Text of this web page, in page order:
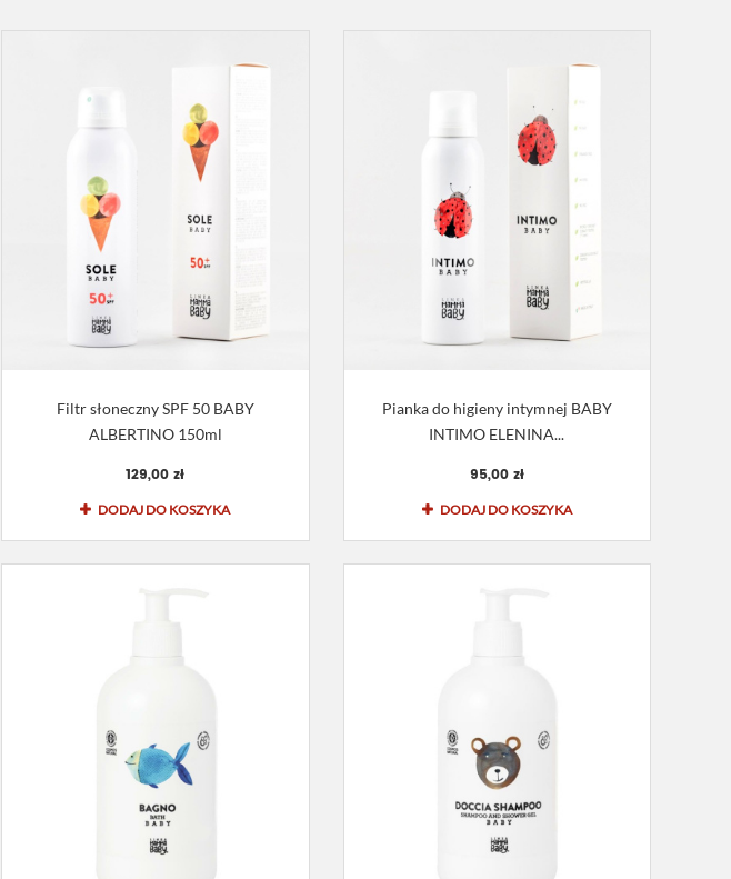
Filtr słoneczny SPF 50 BABY
ALBERTINO 150ml
129,00 zł
DODAJ DO KOSZYKA
Pianka do higieny intymnej BABY
INTIMO ELENINA...
95,00 zł
DODAJ DO KOSZYKA